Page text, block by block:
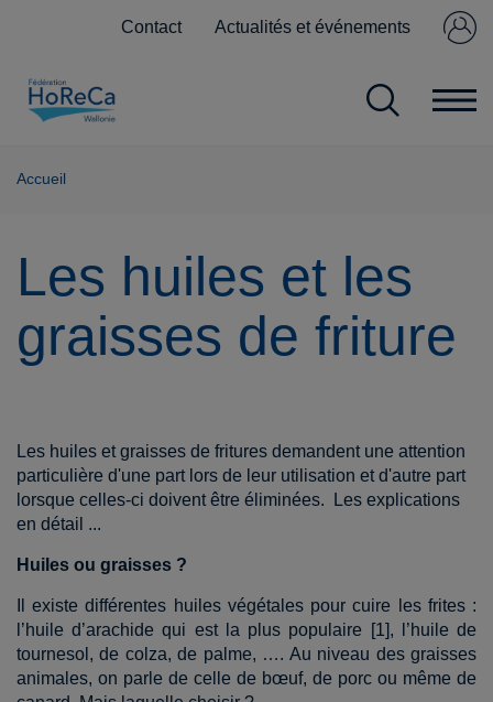
Contact Actualités et événements
membre ?
Accueil
Les huiles et les
graisses de friture
Les huiles et graisses de fritures demandent une attention
particulière d'une part lors de leur utilisation et d'autre part
lorsque celles-ci doivent être éliminées. Les explications
en détail ...
Huiles ou graisses ?
Il existe différentes huiles végétales pour cuire les frites :
l’huile d’arachide qui est la plus populaire [1], l’huile de
tournesol, de colza, de palme, …. Au niveau des graisses
animales, on parle de celle de bœuf, de porc ou même de